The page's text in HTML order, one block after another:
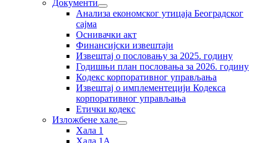
Документи
Анализа економског утицаја Београдског
сајма
Оснивачки акт
Финансијски извештаји
Извештај о пословању за 2025. годину
Годишњи план пословања за 2026. годину
Кодекс корпоративног управљања
Извештај о имплементецији Кодекса
корпоративног управљања
Етички кодекс
Изложбене хале
Хала 1
Хала 1А